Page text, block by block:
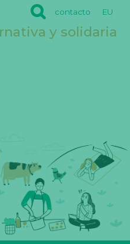
contacto EU
y solidaria